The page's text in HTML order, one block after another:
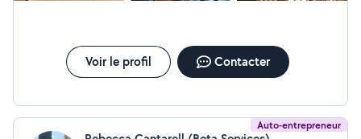
Voir le profil Contacter
Auto-entrepreneur